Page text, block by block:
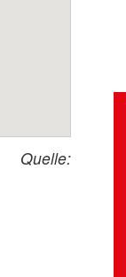
Quelle: